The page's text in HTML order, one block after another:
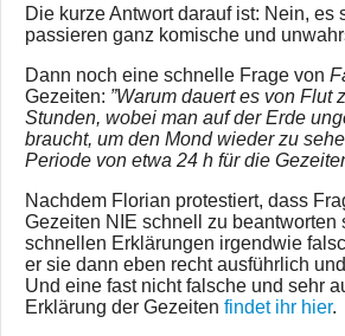
Die kurze Antwort darauf ist: Nein, es
passieren ganz komische und
Dann noch eine schnelle Frage von
Gezeiten: ”Warum dauert es von Flut
Stunden, wobei man auf der Erde
braucht, um den Mond wieder zu
Periode von etwa 24 h für die
Nachdem Florian protestiert, dass
Gezeiten NIE schnell zu beantworten
schnellen Erklärungen irgendwie
er sie dann eben recht ausführlich
Und eine fast nicht falsche und sehr
Erklärung der Gezeiten findet ihr hier.